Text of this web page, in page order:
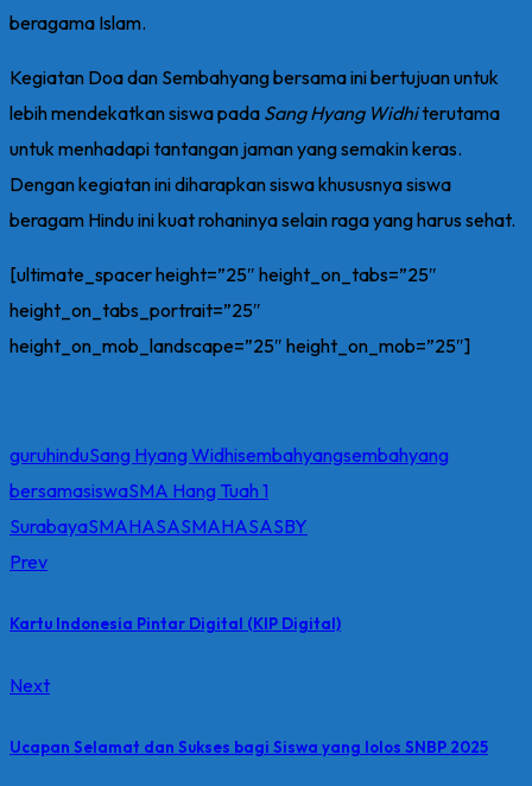
beragama Islam.
Kegiatan Doa dan Sembahyang bersama ini bertujuan untuk
lebih mendekatkan siswa pada Sang Hyang Widhiterutama
untuk menhadapi tantangan jaman yang semakin keras.
Dengan kegiatan ini diharapkan siswa khususnya siswa
beragam Hindu ini kuat rohaninya selain raga yang harus sehat.
[ultimate_spacer height=”25″ height_on_tabs=”25″
height_on_tabs_portrait=”25″
height_on_mob_landscape=”25″ height_on_mob=”25″]
guruhinduSang Hyang Widhisembahyangsembahyang
bersamasiswaSMA Hang Tuah 1
SurabayaSMAHASASMAHASASBY
Prev
Kartu Indonesia Pintar Digital (KIP Digital)
Next
Ucapan Selamat dan Sukses bagi Siswa yang lolos SNBP 2025